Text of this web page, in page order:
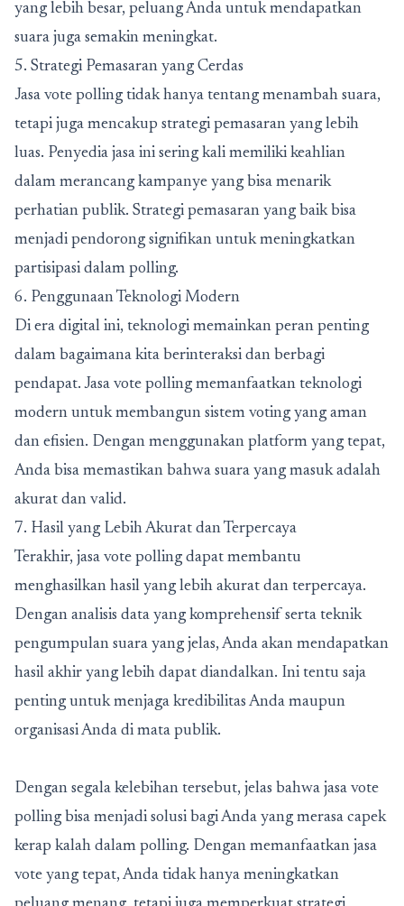
yang lebih besar, peluang Anda untuk mendapatkan
suara juga semakin meningkat.
5. Strategi Pemasaran yang Cerdas
Jasa vote polling tidak hanya tentang menambah suara,
tetapi juga mencakup strategi pemasaran yang lebih
luas. Penyedia jasa ini sering kali memiliki keahlian
dalam merancang kampanye yang bisa menarik
perhatian publik. Strategi pemasaran yang baik bisa
menjadi pendorong signifikan untuk meningkatkan
partisipasi dalam polling.
6. Penggunaan Teknologi Modern
Di era digital ini, teknologi memainkan peran penting
dalam bagaimana kita berinteraksi dan berbagi
pendapat. Jasa vote polling memanfaatkan teknologi
modern untuk membangun sistem voting yang aman
dan efisien. Dengan menggunakan platform yang tepat,
Anda bisa memastikan bahwa suara yang masuk adalah
akurat dan valid.
7. Hasil yang Lebih Akurat dan Terpercaya
Terakhir, jasa vote polling dapat membantu
menghasilkan hasil yang lebih akurat dan terpercaya.
Dengan analisis data yang komprehensif serta teknik
pengumpulan suara yang jelas, Anda akan mendapatkan
hasil akhir yang lebih dapat diandalkan. Ini tentu saja
penting untuk menjaga kredibilitas Anda maupun
organisasi Anda di mata publik.
Dengan segala kelebihan tersebut, jelas bahwa jasa vote
polling bisa menjadi solusi bagi Anda yang merasa capek
kerap kalah dalam polling. Dengan memanfaatkan jasa
vote yang tepat, Anda tidak hanya meningkatkan